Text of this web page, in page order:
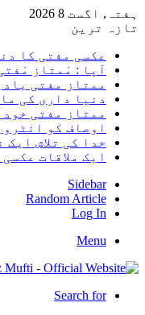
ہفتہ, اگست 8 2026
تازہ ترین
عکسی مفتی کا
آپا : مْمتاز
ممتاز مفتی
دنیا داری کی
ممتاز مفتی خود
اوصاف کو
خدا کی تلاش ایک
ایک ملاقات
Sidebar
Random Article
Log In
Menu
Search for